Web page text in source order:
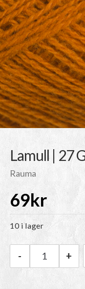
Lamull | 27
Rauma
69kr
10 i lager
Rauma
- +